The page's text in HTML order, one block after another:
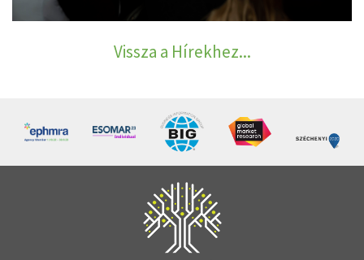
Vissza a Hírekhez...